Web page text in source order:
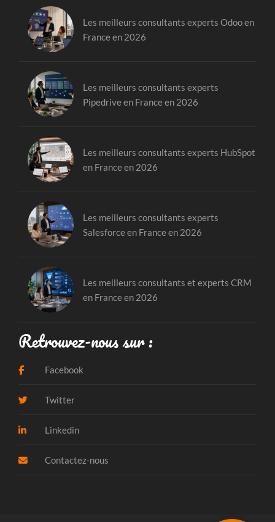
Les meilleurs consultants experts Odoo en
France en 2026
Les meilleurs consultants experts
Pipedrive en France en 2026
Les meilleurs consultants experts HubSpot
en France en 2026
Les meilleurs consultants experts
Salesforce en France en 2026
Les meilleurs consultants et experts CRM
en France en 2026
Retrouvez-nous sur :
Facebook
Twitter
Linkedin
Contactez-nous